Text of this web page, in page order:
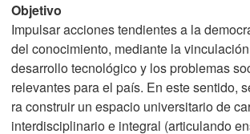
Objetivo
Impulsar acciones tendientes a la
del conocimiento, mediante la
desarrollo tecnológico y los problemas
relevantes para el país. En este sentido,
ra construir un espacio universitario de
interdisciplinario e integral (articulando